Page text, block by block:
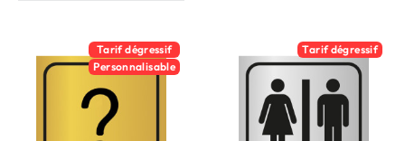
Tarif dégressif
Personnalisable
Tarif dégressif